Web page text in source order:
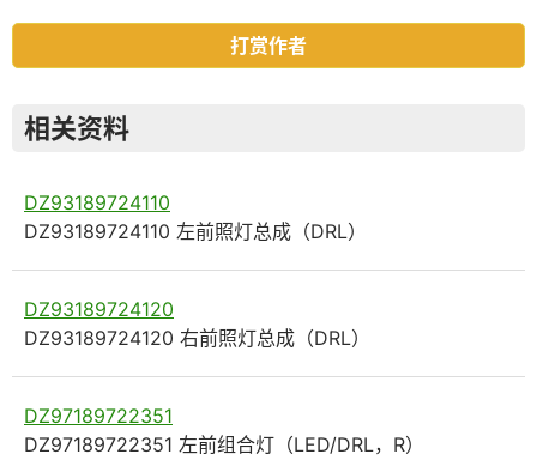
打赏作者
相关资料
DZ93189724110
DZ93189724110 左前照灯总成（DRL）
DZ93189724120
DZ93189724120 右前照灯总成（DRL）
DZ97189722351
DZ97189722351 左前组合灯（LED/DRL，R）